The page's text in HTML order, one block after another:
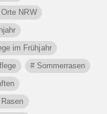
Orte NRW
im Frühjahr
Sommerrasen